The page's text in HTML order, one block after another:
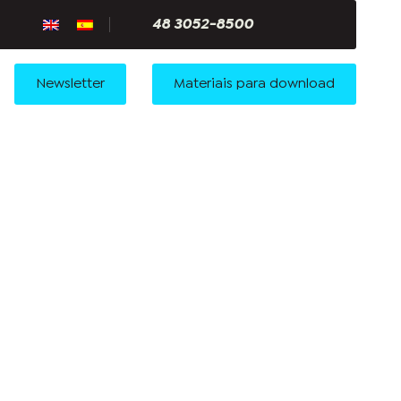
48 3052-8500
Newsletter Materiais para download